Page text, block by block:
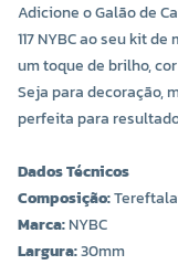
Adicione o Galão de
117 NYBC ao seu kit
um toque de brilho,
Seja para decoração,
perfeita para
Dados Técnicos
Composição:
Marca:NYBC
Largura:30mm